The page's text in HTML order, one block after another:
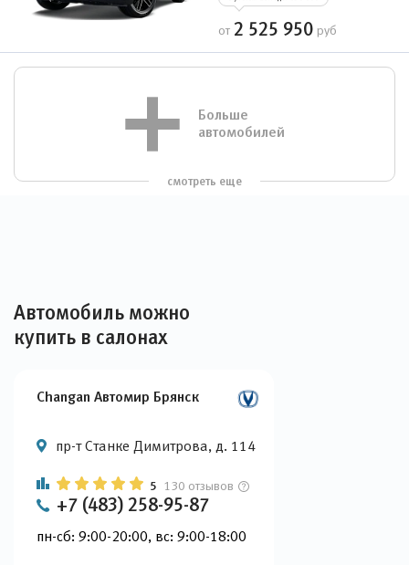
от 2 525 950 руб
Больше
автомобилей
смотреть еще
Автомобиль можно
купить в салонах
Changan Автомир Брянск
пр-т Станке Димитрова, д. 114
5 130 отзывов
+7 (483) 258-95-87
пн-сб: 9:00-20:00, вс: 9:00-18:00